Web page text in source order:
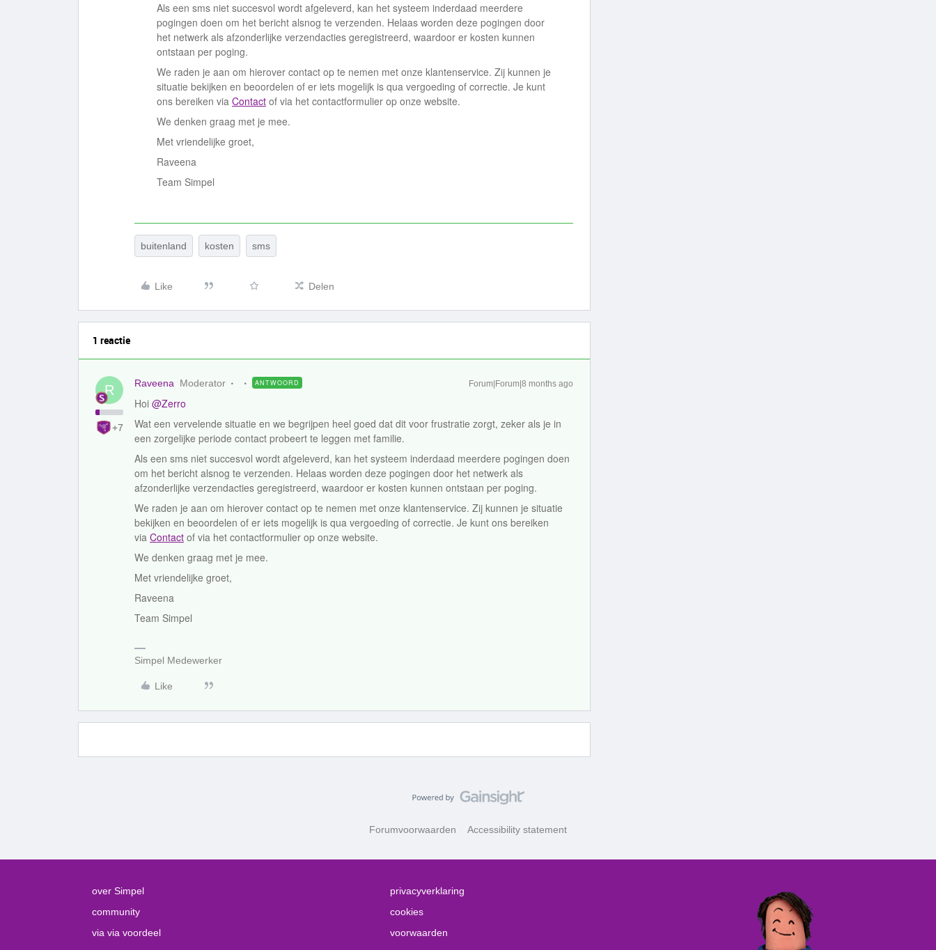
Als een sms niet succesvol wordt afgeleverd, kan het systeem inderdaad meerdere
pogingen doen om het bericht alsnog te verzenden. Helaas worden deze pogingen door
het netwerk als afzonderlijke verzendacties geregistreerd, waardoor er kosten kunnen
ontstaan per poging.
We raden je aan om hierover contact op te nemen met onze klantenservice. Zij kunnen je
situatie bekijken en beoordelen of er iets mogelijk is qua vergoeding of correctie. Je kunt
ons bereiken via Contact of via het contactformulier op onze website.
We denken graag met je mee.
Met vriendelijke groet,
Raveena
Team Simpel
buitenland kosten sms
Like Delen
1 reactie
R
+7
Raveena Moderator ANTWOORD Forum|Forum|8 months ago
Hoi ​ @Zerro
Wat een vervelende situatie en we begrijpen heel goed dat dit voor frustratie zorgt, zeker als je in
een zorgelijke periode contact probeert te leggen met familie.
Als een sms niet succesvol wordt afgeleverd, kan het systeem inderdaad meerdere pogingen doen
om het bericht alsnog te verzenden. Helaas worden deze pogingen door het netwerk als
afzonderlijke verzendacties geregistreerd, waardoor er kosten kunnen ontstaan per poging.
We raden je aan om hierover contact op te nemen met onze klantenservice. Zij kunnen je situatie
bekijken en beoordelen of er iets mogelijk is qua vergoeding of correctie. Je kunt ons bereiken
via Contact of via het contactformulier op onze website.
We denken graag met je mee.
Met vriendelijke groet,
Raveena
Team Simpel
Simpel Medewerker
Like
Forumvoorwaarden Accessibility statement
over Simpel
community
via via voordeel
privacyverklaring
cookies
voorwaarden